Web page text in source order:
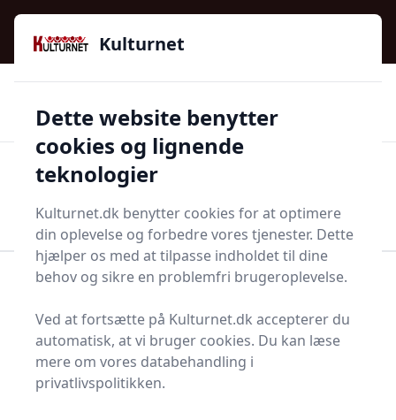
Kulturnet - Alt Det Gode I Livet | Din Kulturguide Siden
2016
97 kategorier 👍Kun godkendte butikker
Start søgning
Bolig og indretning
Soveværelse
Lagenposer - 47 på
lager
Kulturnet
Dette website benytter
cookies og lignende
teknologier
Kulturnet.dk benytter cookies for at optimere
din oplevelse og forbedre vores tjenester. Dette
hjælper os med at tilpasse indholdet til dine
behov og sikre en problemfri brugeroplevelse.
Ved at fortsætte på Kulturnet.dk accepterer du
automatisk, at vi bruger cookies. Du kan læse
mere om vores databehandling i
privatlivspolitikken.